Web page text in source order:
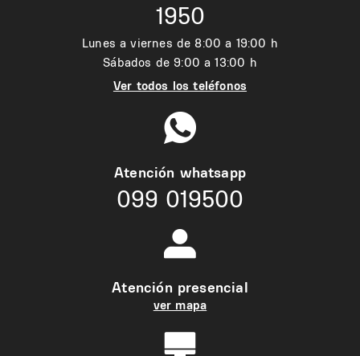
1950
Lunes a viernes de 8:00 a 19:00 h
Sábados de 9:00 a 13:00 h
Ver todos los teléfonos
Atención whatsapp
099 019500
Atención presencial
ver mapa